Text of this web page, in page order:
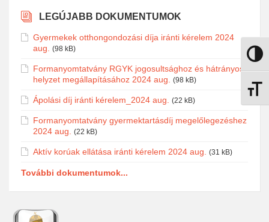
Nagy
LEGÚJABB DOKUMENTUMOK
Gyermekek otthongondozási díja iránti kérelem 2024
aug.
(98 kB)
Formanyomtatvány RGYK jogosultsághoz és hátrányos
helyzet megállapításához 2024 aug.
(98 kB)
Ápolási díj iránti kérelem_2024 aug. (22 kB)
Formanyomtatvány gyermektartásdíj megelőlegezéshez
2024 aug.
(22 kB)
Aktív korúak ellátása iránti kérelem 2024 aug. (31 kB)
További dokumentumok...